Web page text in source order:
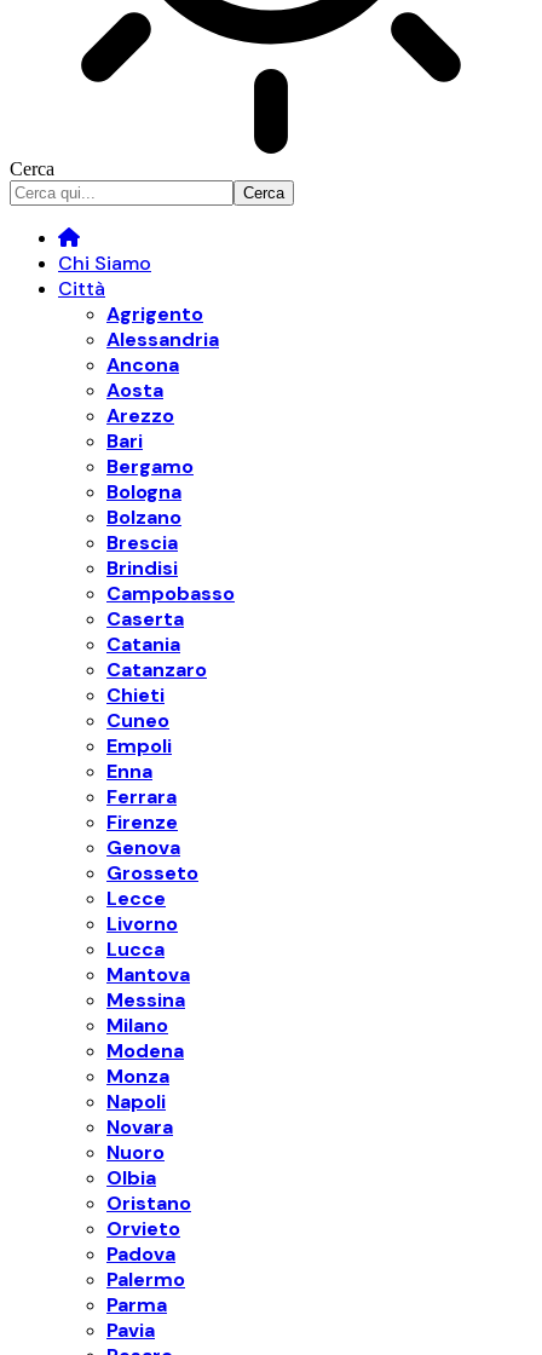
Cerca
Chi Siamo
Città
Agrigento
Alessandria
Ancona
Aosta
Arezzo
Bari
Bergamo
Bologna
Bolzano
Brescia
Brindisi
Campobasso
Caserta
Catania
Catanzaro
Chieti
Cuneo
Empoli
Enna
Ferrara
Firenze
Genova
Grosseto
Lecce
Livorno
Lucca
Mantova
Messina
Milano
Modena
Monza
Napoli
Novara
Nuoro
Olbia
Oristano
Orvieto
Padova
Palermo
Parma
Pavia